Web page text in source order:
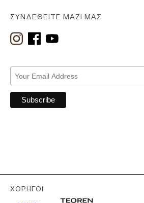
ΣΥΝΔΕΘΕΊΤΕ ΜΑΖΊ ΜΑΣ
ΧΟΡΗΓΟΊ